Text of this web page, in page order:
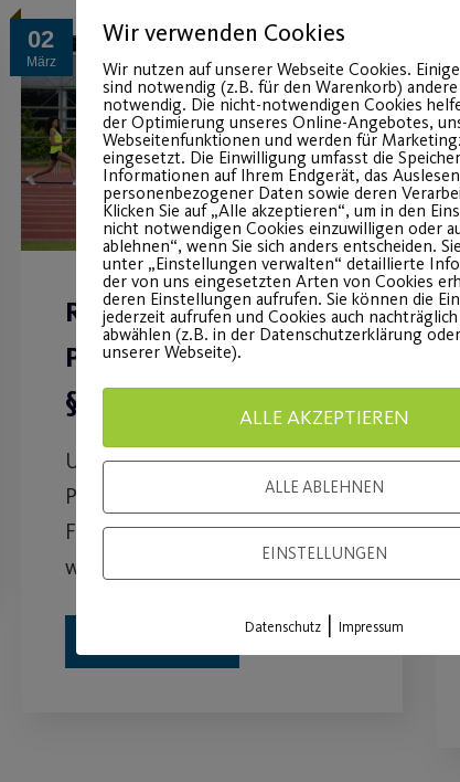
02
März
Restart Outdoor
Präventionskurse nach
§ 20 SGB V
Unsere Outdoor
Präventionskurse am
Fitnesspark Ebensee starten
wieder
Wir verwenden Cookies
Wir nutzen auf unserer Webseite Cookies.
sind notwendig (z.B. für den Warenkorb)
notwendig. Die nicht-notwendigen Cookies
der Optimierung unseres Online-Angebotes,
Webseitenfunktionen und werden für
eingesetzt. Die Einwilligung umfasst die
Informationen auf Ihrem Endgerät, das Auslesen
personenbezogener Daten sowie deren
Klicken Sie auf „Alle akzeptieren“, um in den
nicht notwendigen Cookies einzuwilligen oder
ablehnen“, wenn Sie sich anders entscheiden.
unter „Einstellungen verwalten“ detaillierte
der von uns eingesetzten Arten von Cookies
deren Einstellungen aufrufen. Sie können die
jederzeit aufrufen und Cookies auch
abwählen (z.B. in der Datenschutzerklärung
unserer Webseite).
ALLE AKZEPTIEREN
ALLE ABLEHNEN
EINSTELLUNGEN
Datenschutz | Impressum